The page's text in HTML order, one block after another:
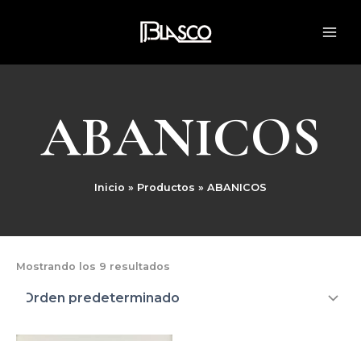
ABANICOS
Inicio Productos ABANICOS
Mostrando los 9 resultados